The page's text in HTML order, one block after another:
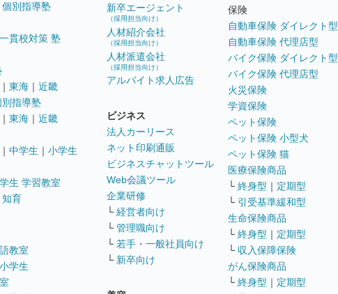
別指導塾
貫校対策 塾
｜ 東海 ｜ 近畿
指導塾
｜ 東海 ｜ 近畿
｜ 中学生 ｜ 小学生
生 学習教室
知育
教室
小学生
新卒エージェント
（採用担当向け）
人材紹介会社
（採用担当向け）
人材派遣会社
（採用担当向け）
アルバイト求人広告
ビジネス
法人カーリース
ネット印刷通販
ビジネスチャットツール
Web会議ツール
企業研修
└ 経営者向け
└ 管理職向け
└ 若手・一般社員向け
└ 新卒向け
保険
自動車保険 ダイレクト型
自動車保険 代理店型
バイク保険 ダイレクト型
バイク保険 代理店型
火災保険
学資保険
ペット保険
ペット保険 小型犬
ペット保険 猫
医療保険商品
└ 終身型 ｜ 定期型
└ 引受基準緩和型
生命保険商品
└ 終身型 ｜ 定期型
└ 収入保障保険
がん保険商品
└ 終身型 ｜ 定期型